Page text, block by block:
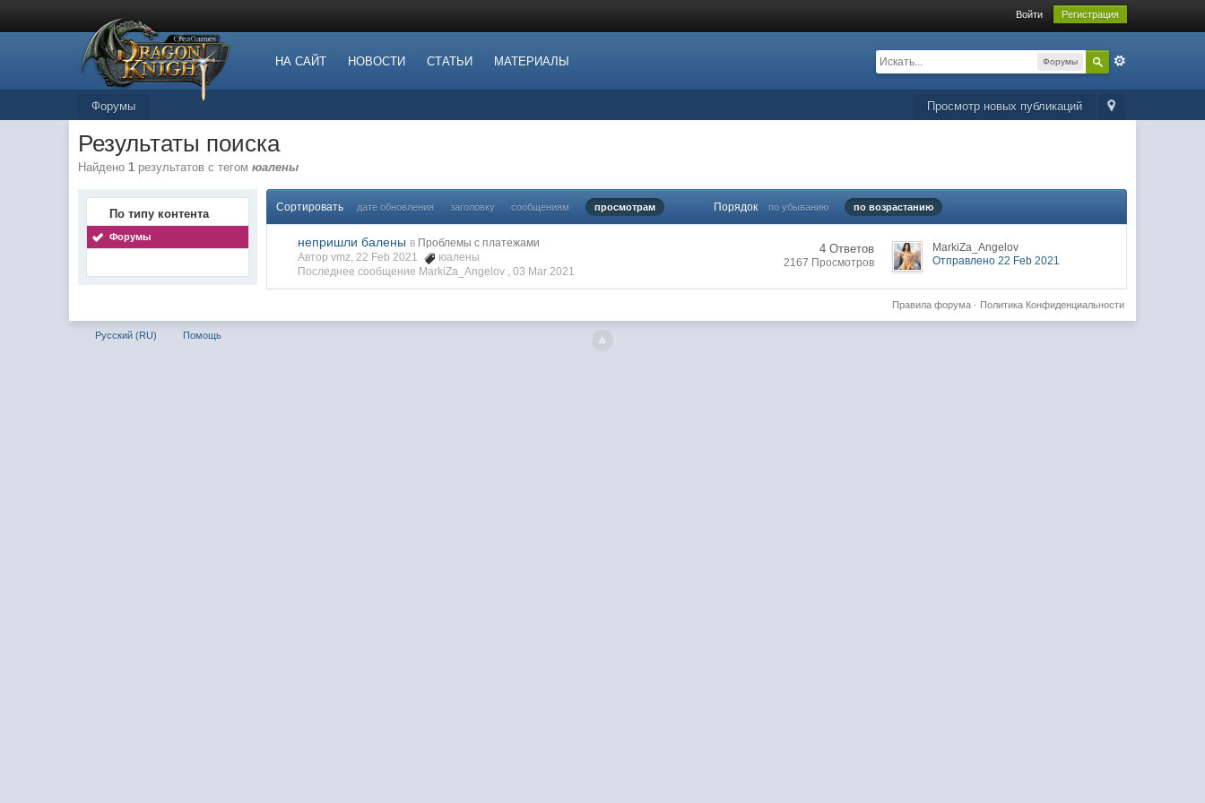
Войти Регистрация
НА САЙТ НОВОСТИ СТАТЬИ МАТЕРИАЛЫ Форумы
Просмотр новых публикаций
Форумы
Результаты поиска
Найдено1 результатов с тегомюалены
По типу контента
Форумы
Сортировать дате обновления заголовку сообщениям просмотрам Порядок по убыванию по возрастанию
непришли балены в Проблемы с платежами
Автор vmz, 22 Feb 2021
юалены
Последнее сообщение MarkiZa_Angelov ,03 Mar 2021
4 Ответов
2167 Просмотров
MarkiZa_Angelov
Отправлено 22 Feb 2021
Политика Конфиденциальности
Правила форума·
Русский (RU) Помощь